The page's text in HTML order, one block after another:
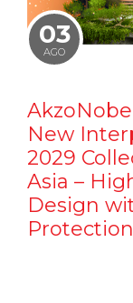
03
AGO
New
2029
Asia –
Design
Protection